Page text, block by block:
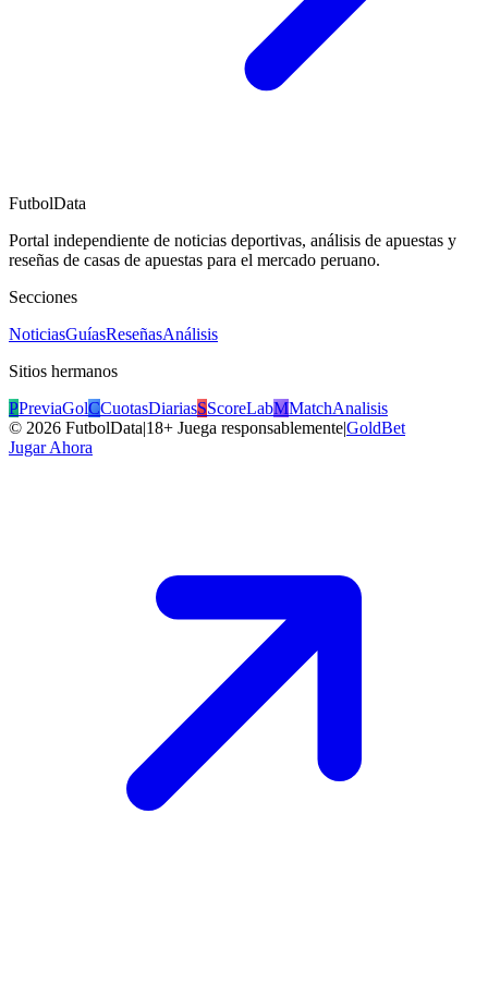
FutbolData
Portal independiente de noticias deportivas, análisis de apuestas y
reseñas de casas de apuestas para el mercado peruano.
Secciones
NoticiasGuíasReseñasAnálisis
Sitios hermanos
PPreviaGolCCuotasDiariasSScoreLabMMatchAnalisis
© 2026 FutbolData|18+ Juega responsablemente|GoldBet
Jugar Ahora